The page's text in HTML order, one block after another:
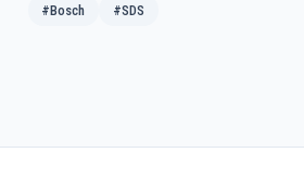
#Bosch #SDS